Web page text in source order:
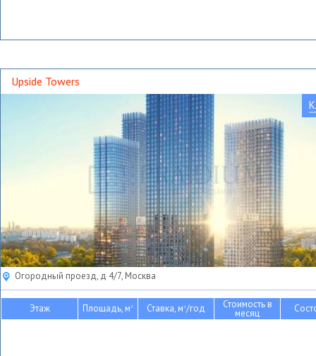
Upside Towers
Огородный проезд, д 4/7, Москва
Этаж Площадь, м2 Ставка, м2/год Стоимость в
месяц